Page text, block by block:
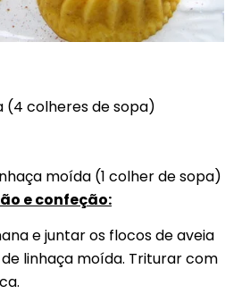
(4 colheres de sopa)
moída (1 colher de sopa)
e confeção:
e juntar os flocos de aveia
linhaça moída. Triturar com